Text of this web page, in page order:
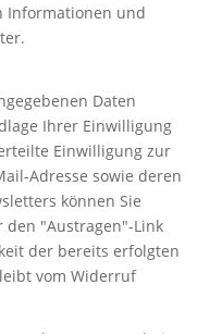
Informationen und
Daten
Ihrer Einwilligung
Einwilligung zur
Adresse sowie deren
können Sie
"Austragen"-Link
der bereits erfolgten
vom Widerruf